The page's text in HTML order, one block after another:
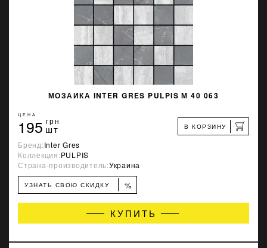
МОЗАИКА INTER GRES PULPIS М 40 063
ЦЕНА
195 грн
шт В КОРЗИНУ
Бренд:Inter Gres
Коллекция:PULPIS
Страна-производитель:Украина
УЗНАТЬ СВОЮ СКИДКУ %
КУПИТЬ